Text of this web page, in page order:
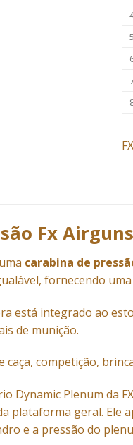
FX
Fx
carabina de
fornecendo
está integrado ao
de munição.
caça, competição,
Dynamic Plenum da
plataforma geral. Ele
e a pressão do